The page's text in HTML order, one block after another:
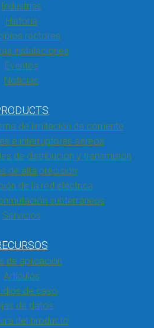
Industrias
Historia
rectores
instalaciones
Eventos
Noticias
de limitación de corriente
e interruptores aéreos
de distribución y transmisión
de alta precisión
de la red eléctrica
subterráneos
Servicios
de aplicación
Artículos
de caso
de datos
del producto